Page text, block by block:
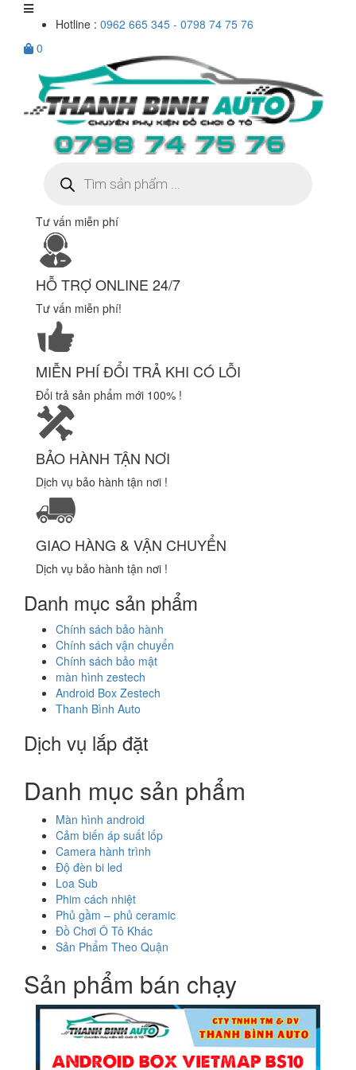
Hotline : 0962 665 345 - 0798 74 75 76
0
kiếm
sản
Tư vấn miễn phí
HỖ TRỢ ONLINE 24/7
Tư vấn miễn phí!
MIỄN PHÍ ĐỔI TRẢ KHI CÓ LỖI
Đổi trả sản phẩm mới 100% !
BẢO HÀNH TẬN NƠI
Dịch vụ bảo hành tận nơi !
GIAO HÀNG & VẬN CHUYỂN
Dịch vụ bảo hành tận nơi !
Danh mục sản phẩm
Chính sách bảo hành
Chính sách vận chuyển
Chính sách bảo mật
màn hình zestech
Android Box Zestech
Thanh Bình Auto
Dịch vụ lắp đặt
Danh mục sản phẩm
Màn hình android
Cảm biến áp suất lốp
Camera hành trình
Độ đèn bi led
Loa Sub
Phim cách nhiệt
Phủ gầm – phủ ceramic
Đồ Chơi Ô Tô Khác
Sản Phẩm Theo Quận
Sản phẩm bán chạy